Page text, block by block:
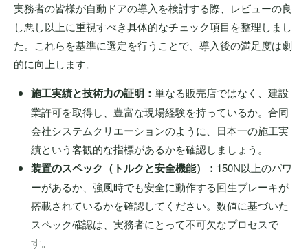
実務者の皆様が自動ドアの導入を検討する際、レビューの良
し悪し以上に重視すべき具体的なチェック項目を整理しまし
た。これらを基準に選定を行うことで、導入後の満足度は劇
的に向上します。
施工実績と技術力の証明： 単なる販売店ではなく、建設
業許可を取得し、豊富な現場経験を持っているか。合同
会社システムクリエーションのように、日本一の施工実
績という客観的な指標があるかを確認しましょう。
装置のスペック（トルクと安全機能）： 150N以上のパワ
ーがあるか、強風時でも安全に動作する回生ブレーキが
搭載されているかを確認してください。数値に基づいた
スペック確認は、実務者にとって不可欠なプロセスで
す。